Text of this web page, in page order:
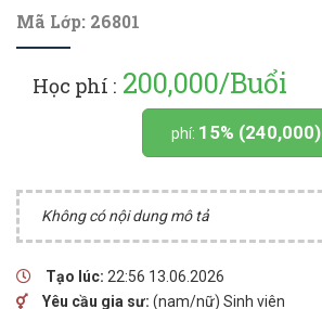
Mã Lớp: 26801
Học phí : 200,000/Buổi
phí: 15% (240,000)
Không có nội dung mô tả
Tạo lúc: 22:56 13.06.2026
Yêu cầu gia sư: (nam/nữ) Sinh viên